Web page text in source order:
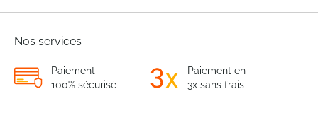
Nos services
Paiement
100% sécurisé
Paiement en
3x sans frais